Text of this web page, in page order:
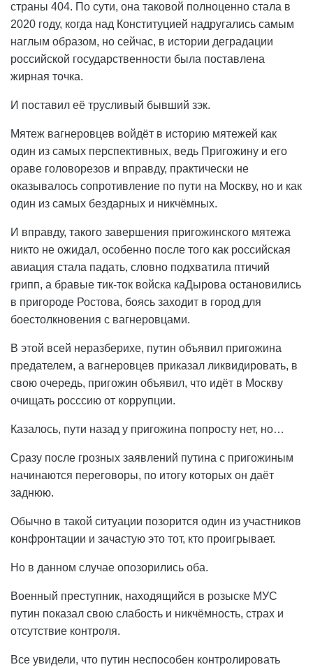
страны 404. По сути, она таковой полноценно стала в
2020 году, когда над Конституцией надругались самым
наглым образом, но сейчас, в истории деградации
российской государственности была поставлена
жирная точка.
И поставил её трусливый бывший зэк.
Мятеж вагнеровцев войдёт в историю мятежей как
один из самых перспективных, ведь Пригожину и его
ораве головорезов и вправду, практически не
оказывалось сопротивление по пути на Москву, но и как
один из самых бездарных и никчёмных.
И вправду, такого завершения пригожинского мятежа
никто не ожидал, особенно после того как российская
авиация стала падать, словно подхватила птичий
грипп, а бравые тик-ток войска каДырова остановились
в пригороде Ростова, боясь заходит в город для
боестолкновения с вагнеровцами.
В этой всей неразберихе, путин объявил пригожина
предателем, а вагнеровцев приказал ликвидировать, в
свою очередь, пригожин объявил, что идёт в Москву
очищать росссию от коррупции.
Казалось, пути назад у пригожина попросту нет, но…
Сразу после грозных заявлений путина с пригожиным
начинаются переговоры, по итогу которых он даёт
заднюю.
Обычно в такой ситуации позорится один из участников
конфронтации и зачастую это тот, кто проигрывает.
Но в данном случае опозорились оба.
Военный преступник, находящийся в розыске МУС
путин показал свою слабость и никчёмность, страх и
отсутствие контроля.
Все увидели, что путин неспособен контролировать